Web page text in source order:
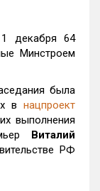
декабря 64
Минстроем
была
в нацпроект
выполнения
Виталий
РФ